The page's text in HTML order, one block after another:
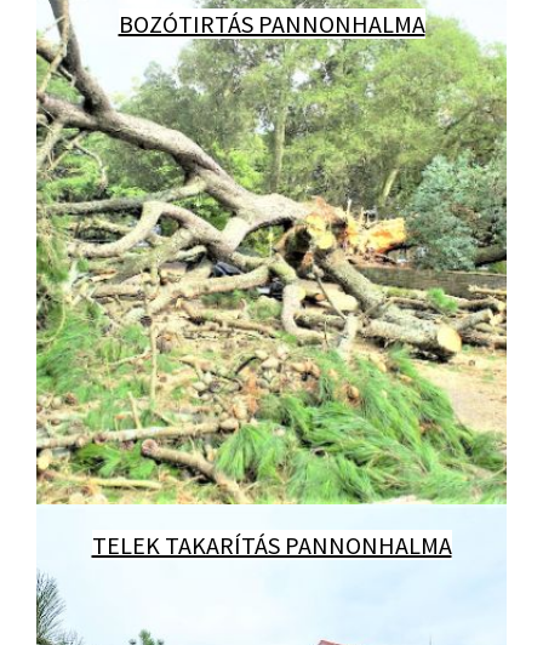
BOZÓTIRTÁS PANNONHALMA
TELEK TAKARÍTÁS PANNONHALMA